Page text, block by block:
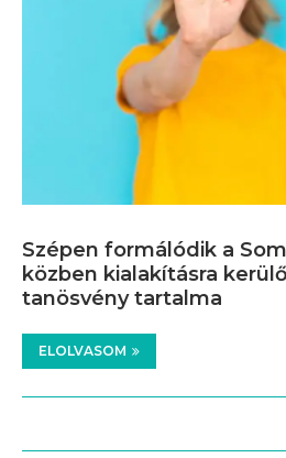
Szépen formálódik a
közben kialakításra
tanösvény tartalma
ELOLVASOM